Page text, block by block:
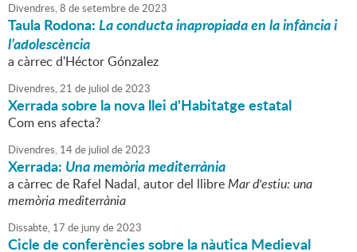
Divendres,8 desetembrede2023
Taula Rodona:La conducta inapropiada en la infància i
l’adolescència
a càrrec d'Héctor Gónzalez
Divendres,21 de juliol de2023
Xerrada sobre la nova llei d'Habitatge estatal
Com ens afecta?
Divendres, 14de juliol de2023
Xerrada: Una memòria mediterrània
a càrrec de Rafel Nadal, autor del llibreMar d'estiu: una
memòria mediterrània
Dissabte, 17 de junyde2023
Cicle de conferències sobre la nàutica Medieval